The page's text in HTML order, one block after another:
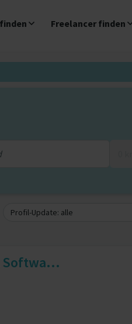
Freelancer finden
Profil-Update: alle
Softwa...